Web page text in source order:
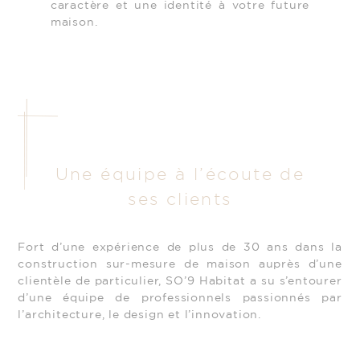
caractère et une identité à votre future
maison.
Une équipe à l’écoute de
ses clients
Fort d’une expérience de plus de 30 ans dans la
construction sur-mesure de maison auprès d’une
clientèle de particulier, SO’9 Habitat a su s’entourer
d’une équipe de professionnels passionnés par
l’architecture, le design et l’innovation.